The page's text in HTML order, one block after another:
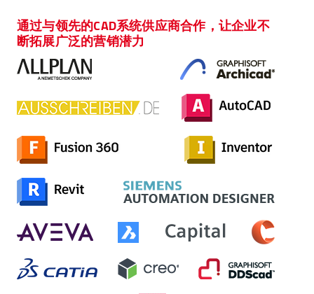
通过与领先的CAD系统供应商合作，让企业不
断拓展广泛的营销潜力